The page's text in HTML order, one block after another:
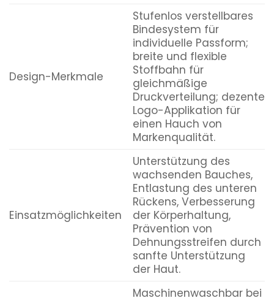
Design-Merkmale
Stufenlos verstellbares
Bindesystem für
individuelle Passform;
breite und flexible
Stoffbahn für
gleichmäßige
Druckverteilung; dezente
Logo-Applikation für
einen Hauch von
Markenqualität.
Einsatzmöglichkeiten
Unterstützung des
wachsenden Bauches,
Entlastung des unteren
Rückens, Verbesserung
der Körperhaltung,
Prävention von
Dehnungsstreifen durch
sanfte Unterstützung
der Haut.
Maschinenwaschbar bei